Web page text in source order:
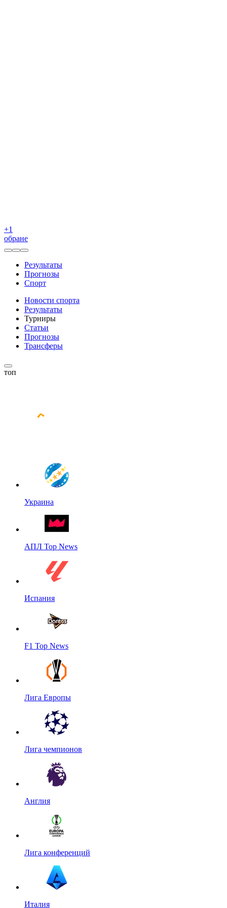
+1
обране
Результаты
Прогнозы
Спорт
Новости спорта
Результаты
Турниры
Статьи
Прогнозы
Трансферы
топ
Украина
АПЛ Top News
Испания
F1 Top News
Лига Европы
Лига чемпионов
Англия
Лига конференций
Италия